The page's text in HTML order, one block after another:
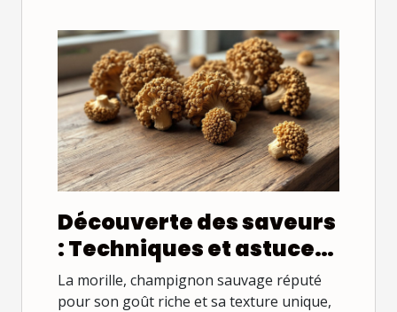
Découverte des saveurs
: Techniques et astuces
pour cuisiner les
morilles
La morille, champignon sauvage réputé
pour son goût riche et sa texture unique,